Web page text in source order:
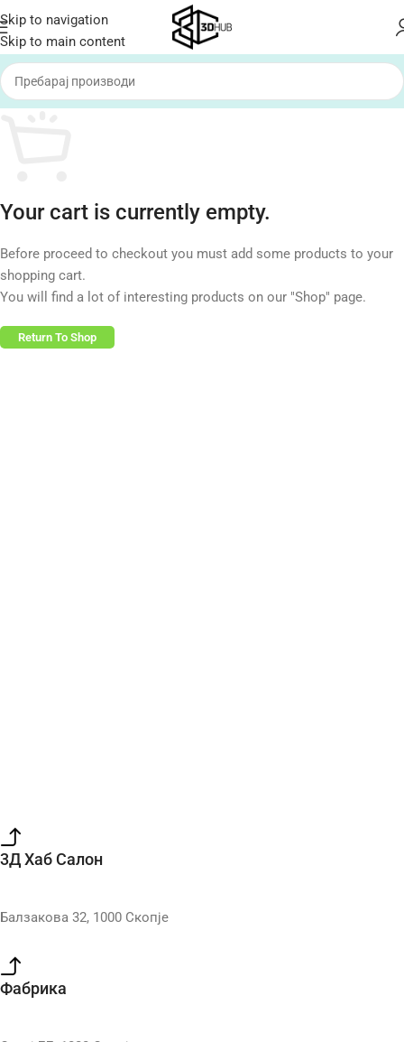
Skip to navigation
Skip to main content
Your cart is currently empty.
Before proceed to checkout you must add some products to your
shopping cart.
You will find a lot of interesting products on our "Shop" page.
Return To Shop
3Д Хаб Салон
Балзакова 32, 1000 Скопје
Фабрика